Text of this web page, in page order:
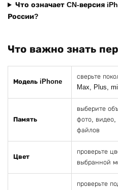
Что означает CN-версия
России?
Что важно знать
Модель iPhone
сверьте
Max, Plus,
Память
выберите
фото,
файлов
Цвет
проверьте
выбранной
проверьте